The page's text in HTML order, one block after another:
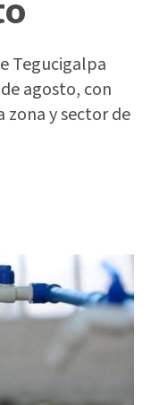
Tegucigalpa
agosto, con
zona y sector de